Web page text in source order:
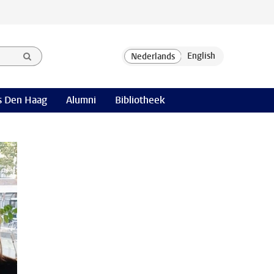
Den Haag Alumni Bibliotheek